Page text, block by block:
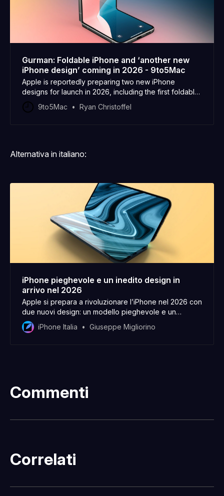
Gurman: Foldable iPhone and ‘another new
iPhone design’ coming in 2026 - 9to5Mac
Apple is reportedly preparing two new iPhone
designs for launch in 2026, including the first foldable
iPhone and one other mystery model.
9to5Mac Ryan Christoffel
Alternativa in italiano:
iPhone pieghevole e un inedito design in
arrivo nel 2026
Apple si prepara a rivoluzionare l’iPhone nel 2026 con
due nuovi design: un modello pieghevole e un
misterioso iPhone mai visto prima.
iPhone Italia Giuseppe Migliorino
Commenti
Correlati